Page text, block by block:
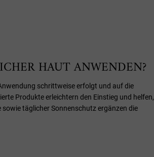
HAUT ANWENDEN?
schrittweise erfolgt und auf die
Produkte erleichtern den Einstieg und helfen,
täglicher Sonnenschutz ergänzen die